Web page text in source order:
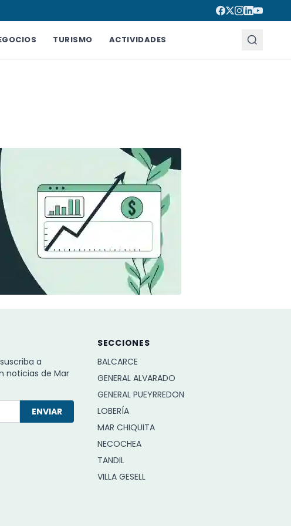
TURISMO ACTIVIDADES
a
noticias de Mar
ENVIAR
SECCIONES
BALCARCE
GENERAL ALVARADO
GENERAL PUEYRREDON
LOBERÍA
MAR CHIQUITA
NECOCHEA
TANDIL
VILLA GESELL